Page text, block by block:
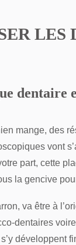
LES
dentaire
mange, des
vont
part, cette
la gencive
va être à
dentaires
développent